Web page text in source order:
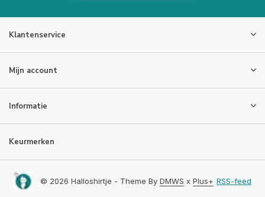
Klantenservice
Mijn account
Informatie
Keurmerken
© 2026 Halloshirtje - Theme By DMWS x Plus+ RSS-feed